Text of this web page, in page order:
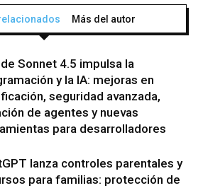
Más del autor
Sonnet 4.5 impulsa la
y la IA: mejoras en
seguridad avanzada,
de agentes y nuevas
para desarrolladores
lanza controles parentales y
para familias: protección de